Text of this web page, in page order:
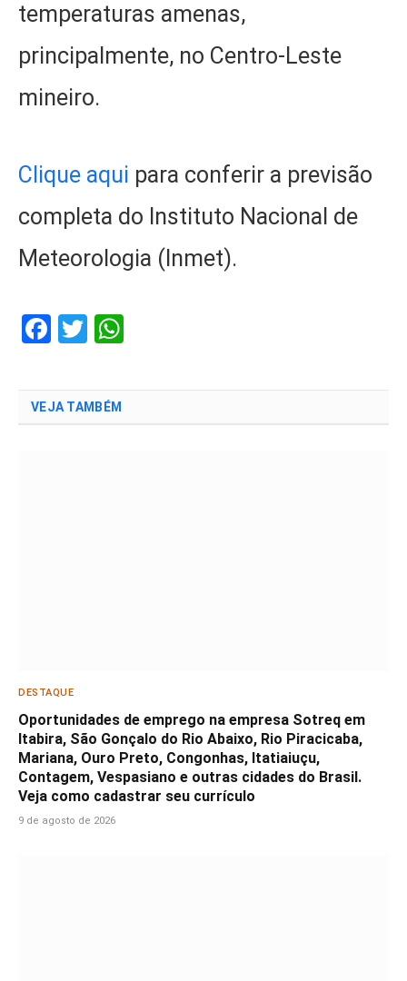
temperaturas amenas,
principalmente, no Centro-Leste
mineiro.
Clique aqui para conferir a previsão
completa do Instituto Nacional de
Meteorologia (Inmet).
Facebook
Twitter
VEJA TAMBÉM
DESTAQUE
Oportunidades de emprego na empresa Sotreq em
Itabira, São Gonçalo do Rio Abaixo, Rio Piracicaba,
Mariana, Ouro Preto, Congonhas, Itatiaiuçu,
Contagem, Vespasiano e outras cidades do Brasil.
Veja como cadastrar seu currículo
9 de agosto de 2026